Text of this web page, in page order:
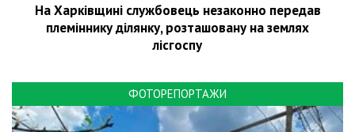
На Харківщині службовець незаконно передав
племіннику ділянку, розташовану на землях
лісгоспу
ФОТОРЕПОРТАЖИ